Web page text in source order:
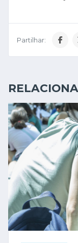
Partilhar: